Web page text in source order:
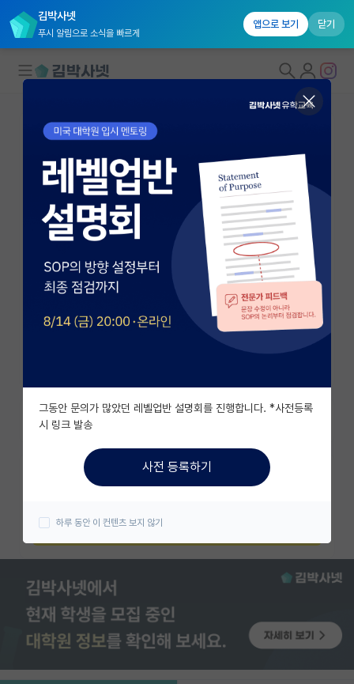
김박사넷
푸시 알림으로 소식을 빠르게
앱으로 보기 닫기
대학원생 모집
국내대학원 정보
연구실&오픈랩
연구실&오픈랩 홈
오픈랩 전체보기
PI 회원 신청
커뮤니티
유학교육
이벤트
반도체 아카데미
재팬라운지 🌸
그동안 문의가 많았던 레벨업반 설명회를 진행합니다. *사전등록
시 링크 발송
사전 등록하기
하루 동안 이 컨텐츠 보지 않기
카카오 계정과 연동하여 김박사넷의
카카오로 시작하기
조교수
UNIST 물리학과
jehyungkim@unist.ac.kr
https://ssqa.unist.ac.kr/